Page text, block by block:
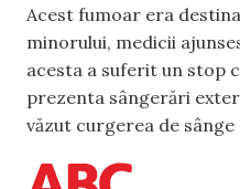
Acest fumoar era
minorului, medicii
acesta a suferit un stop
prezenta sângerări
văzut curgerea de